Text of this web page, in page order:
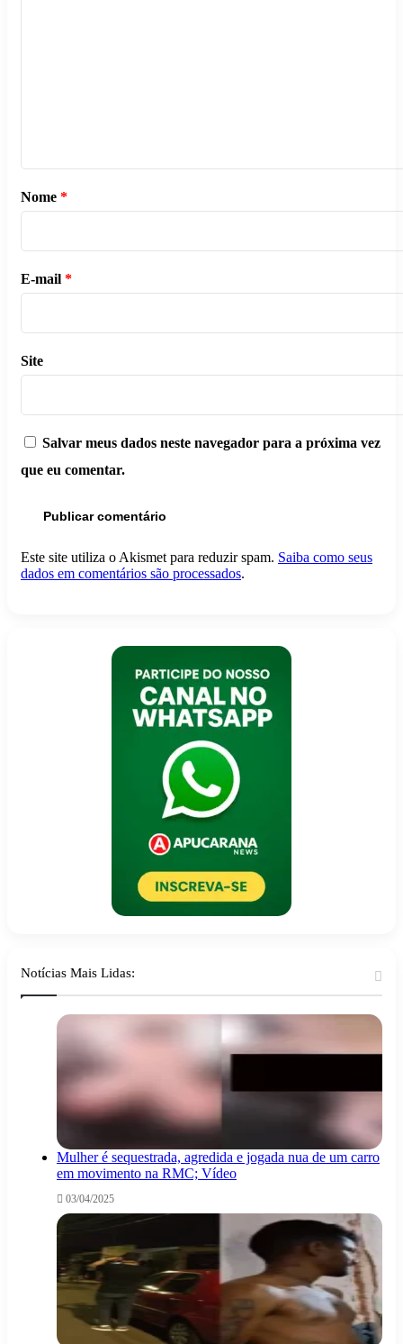
Nome *
E-mail *
Site
Salvar meus dados neste navegador para a próxima vez
que eu comentar.
Este site utiliza o Akismet para reduzir spam. Saiba como seus
dados em comentários são processados.
Notícias Mais Lidas:
Mulher é sequestrada, agredida e jogada nua de um carro
em movimento na RMC; Vídeo
03/04/2025